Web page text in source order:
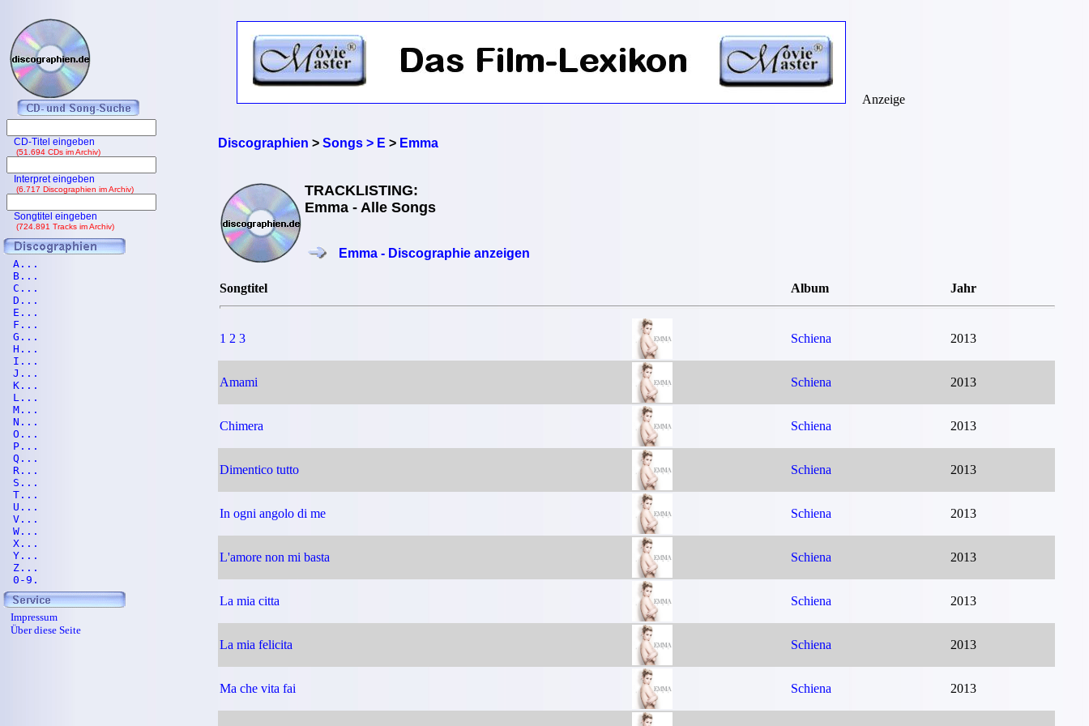
Discographien > Songs > E > Emma
TRACKLISTING:
Emma - Alle Songs
Emma - Discographie anzeigen
Songtitel Album Jahr
1 2 3 Schiena 2013
Amami Schiena 2013
Chimera Schiena 2013
Dimentico tutto Schiena 2013
In ogni angolo di me Schiena 2013
L'amore non mi basta Schiena 2013
La mia citta Schiena 2013
La mia felicita Schiena 2013
Ma che vita fai Schiena 2013
Anzeige
CD-Titel eingeben
(51.694 CDs im Archiv)
Interpret eingeben
(6.717 Discographien im Archiv)
Songtitel eingeben
(724.891 Tracks im Archiv)
A...
B...
C...
D...
E...
F...
G...
H...
I...
J...
K...
L...
M...
N...
O...
P...
Q...
R...
S...
T...
U...
V...
W...
X...
Y...
Z...
0-9.
Impressum
Über diese Seite